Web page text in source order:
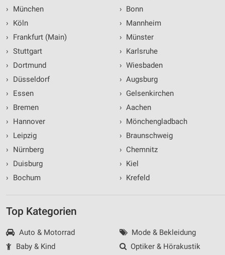
›
München
›
Köln
›
Frankfurt (Main)
› Stuttgart
›
Dortmund
›
Düsseldorf
›
Essen
›
Bremen
›
Hannover
›
Leipzig
›
Nürnberg
›
Duisburg
›
Bochum
› Bonn
› Mannheim
› Münster
› Karlsruhe
› Wiesbaden
› Augsburg
› Gelsenkirchen
› Aachen
› Mönchengladbach
› Braunschweig
› Chemnitz
› Kiel
› Krefeld
Top Kategorien
Auto & Motorrad
Baby & Kind
Mode & Bekleidung
Optiker & Hörakustik